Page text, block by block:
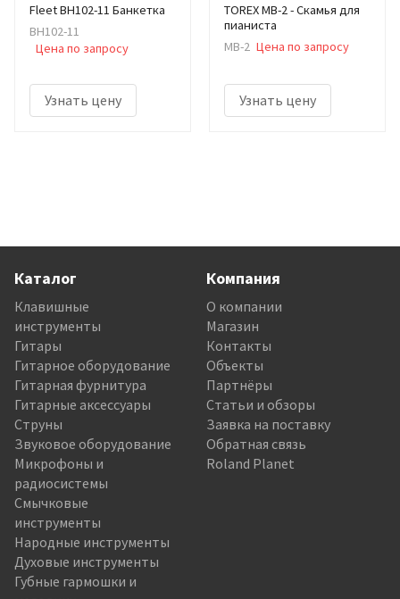
Fleet BH102-11 Банкетка
BH102-11
Цена по запросу
Узнать цену
TOREX MB-2 - Скамья для
пианиста
MB-2 Цена по запросу
Узнать цену
Каталог
Клавишные
инструменты
Гитары
Гитарное оборудование
Гитарная фурнитура
Гитарные аксессуары
Струны
Звуковое оборудование
Микрофоны и
радиосистемы
Смычковые
инструменты
Народные инструменты
Духовые инструменты
Губные гармошки и
Компания
О компании
Магазин
Контакты
Объекты
Партнёры
Статьи и обзоры
Заявка на поставку
Обратная связь
Roland Planet